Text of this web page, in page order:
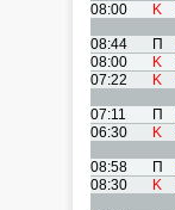
08:00 K
08:44 П
08:00
K
07:22
K
07:11 П
06:30
K
08:58 П
08:30
K